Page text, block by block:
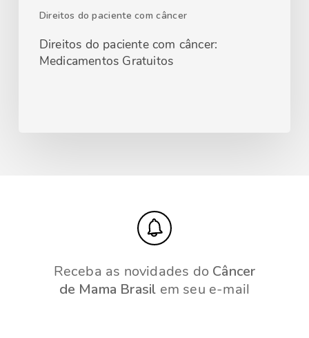
Direitos do paciente com câncer
Direitos do paciente com câncer:
Medicamentos Gratuitos
Receba as novidades do Câncer
de Mama Brasil em seu e-mail